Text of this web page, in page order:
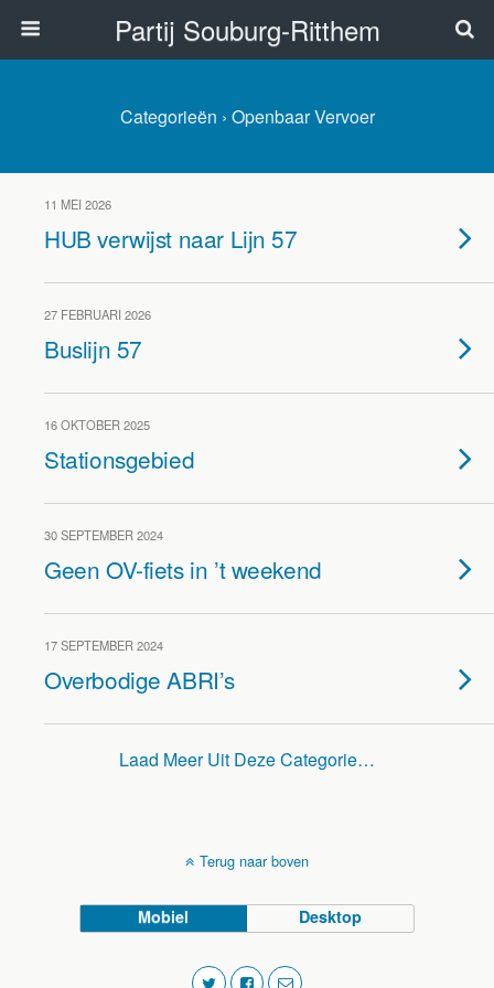
Partij Souburg-Ritthem
Categorieën › Openbaar Vervoer
11 MEI 2026
HUB verwijst naar Lijn 57
27 FEBRUARI 2026
Buslijn 57
16 OKTOBER 2025
Stationsgebied
30 SEPTEMBER 2024
Geen OV-fiets in ’t weekend
17 SEPTEMBER 2024
Overbodige ABRI’s
Laad Meer Uit Deze Categorie…
Terug naar boven
Mobiel Desktop